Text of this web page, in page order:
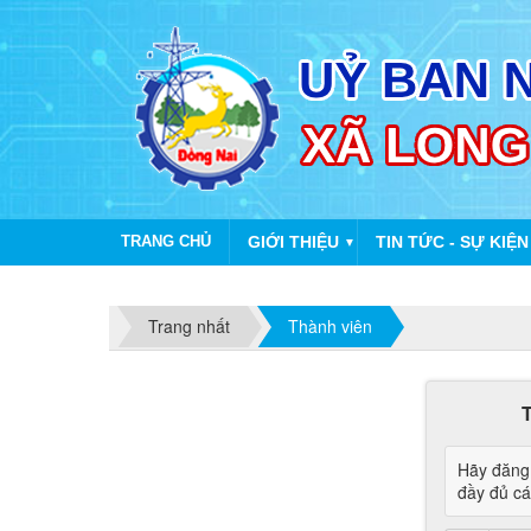
TRANG CHỦ GIỚI THIỆU ▼ TIN TỨC - SỰ KIỆN
Trang nhất Thành viên
Hãy
đầy đủ